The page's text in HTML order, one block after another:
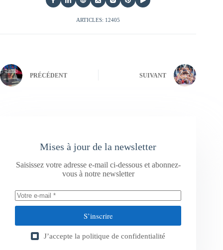
ARTICLES: 12405
PRÉCÉDENT SUIVANT
Mises à jour de la newsletter
Saisissez votre adresse e-mail ci-dessous et abonnez-
vous à notre newsletter
S’inscrire
J’accepte la politique de confidentialité